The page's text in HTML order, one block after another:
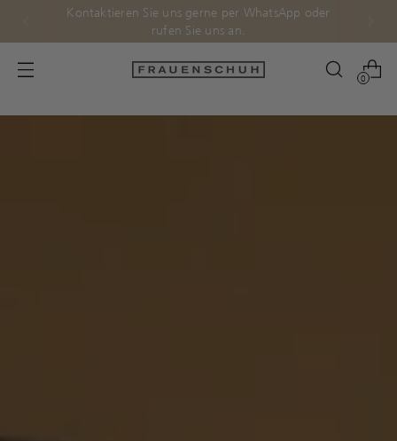
Kostenloser Versand & Rückversand nach
Deutschland und Österreich.
0